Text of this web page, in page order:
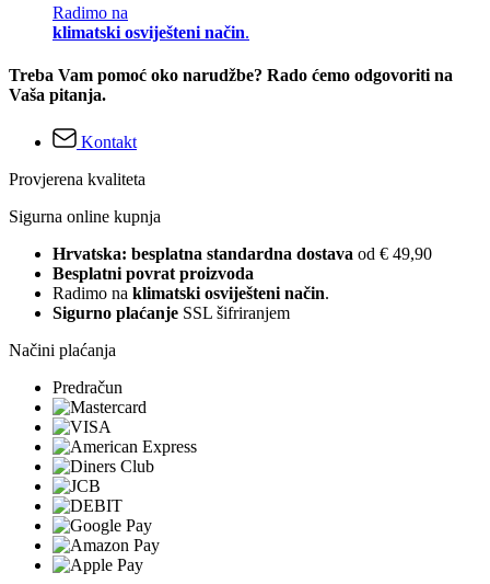
Radimo na
klimatski osviješteni način.
Treba Vam pomoć oko narudžbe? Rado ćemo odgovoriti na
Vaša pitanja.
Kontakt
Provjerena kvaliteta
Sigurna online kupnja
Hrvatska: besplatna standardna dostava od € 49,90
Besplatni povrat proizvoda
Radimo na klimatski osviješteni način.
Sigurno plaćanje SSL šifriranjem
Načini plaćanja
Predračun